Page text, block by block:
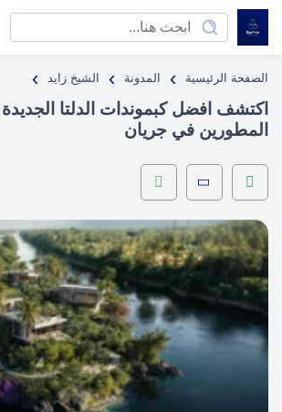
الصفحة الرئيسية › المدونة › الشيخ زايد ›
اكتشف افضل كبموندات الدلتا
المطورين في جريان